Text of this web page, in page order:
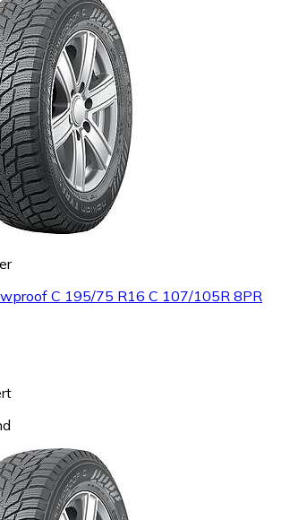
C 195/75 R16 C 107/105R 8PR